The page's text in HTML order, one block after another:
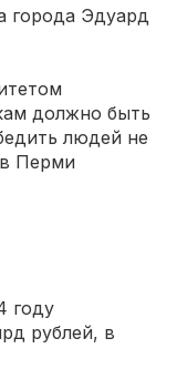
города Эдуард
должно быть
людей не
Перми
году
рублей, в